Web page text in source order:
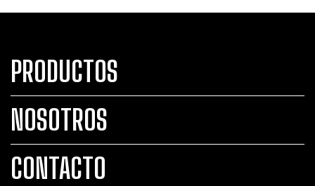
PRODUCTOS
NOSOTROS
CONTACTO